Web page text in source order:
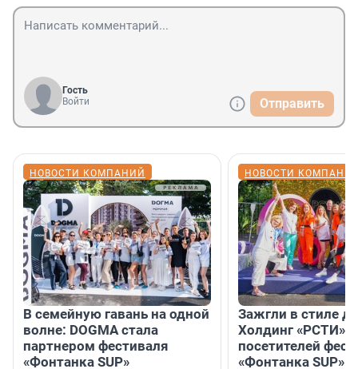
Гость
Войти
Отправить
НОВОСТИ КОМПАНИЙ
В семейную гавань на одной
волне: DOGMA стала
партнером фестиваля
«Фонтанка SUP»
НОВОСТИ
Зажгли в стиле
Холдинг «РСТИ»
посетителей
«Фонтанка SUP»